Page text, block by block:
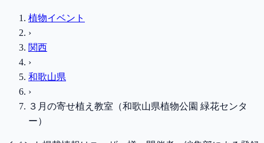
植物イベント
›
関西
›
和歌山県
›
３月の寄せ植え教室（和歌山県植物公園 緑花センタ
ー）